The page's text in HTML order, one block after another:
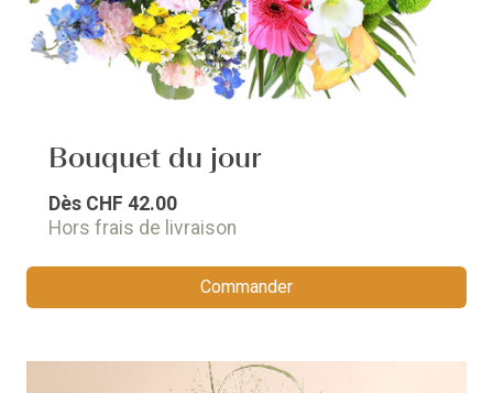
Bouquet du jour
Dès CHF 42.00
Hors frais de livraison
Commander